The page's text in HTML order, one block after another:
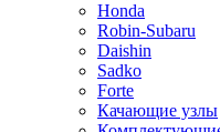
Honda
Robin-Subaru
Daishin
Sadko
Forte
Качающие узлы